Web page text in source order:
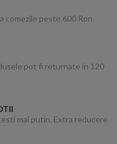
comezile peste 600 Ron
pot fi returnate in 120
mai putin. Extra reducere